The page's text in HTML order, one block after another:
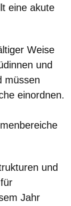
eine akute
Weise
und
müssen
einordnen.
und
Jahr